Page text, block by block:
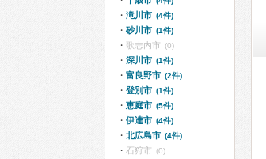
滝川市 (4件)
砂川市 (1件)
歌志内市 (0)
深川市 (1件)
富良野市 (2件)
登別市 (1件)
恵庭市 (5件)
伊達市 (4件)
北広島市 (4件)
石狩市 (0)